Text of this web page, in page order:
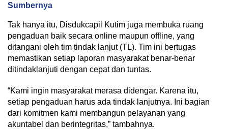
Sumbernya
Tak hanya itu, Disdukcapil Kutim juga membuka ruang
pengaduan baik secara online maupun offline, yang
ditangani oleh tim tindak lanjut (TL). Tim ini bertugas
memastikan setiap laporan masyarakat benar-benar
ditindaklanjuti dengan cepat dan tuntas.
“Kami ingin masyarakat merasa didengar. Karena itu,
setiap pengaduan harus ada tindak lanjutnya. Ini bagian
dari komitmen kami membangun pelayanan yang
akuntabel dan berintegritas,” tambahnya.